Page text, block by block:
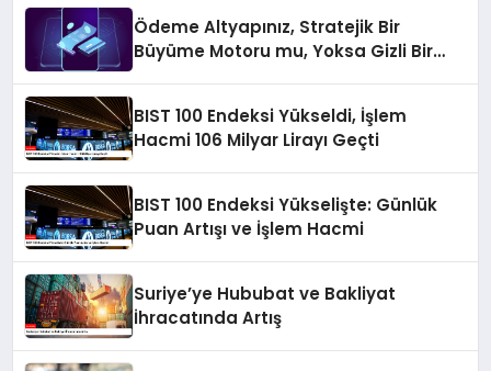
Ödeme Altyapınız, Stratejik Bir
Büyüme Motoru mu, Yoksa Gizli Bir
BIST 100 Endeksi Yükseldi, İşlem
Hacmi 106 Milyar Lirayı Geçti
BIST 100 Endeksi Yükselişte: Günlük
Puan Artışı ve İşlem Hacmi
Suriye’ye Hububat ve Bakliyat
İhracatında Artış